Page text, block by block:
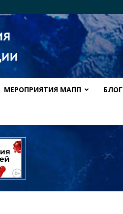
МЕРОПРИЯТИЯ МАПП БЛОГ